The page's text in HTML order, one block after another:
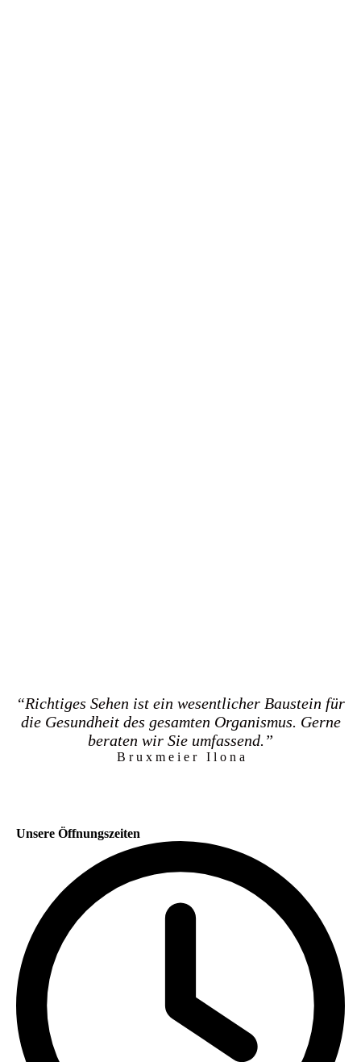
“Richtiges Sehen ist ein wesentlicher Baustein für
die Gesundheit des gesamten Organismus. Gerne
beraten wir Sie umfassend.”
B r u x m e i e r I l o n a
Unsere Öffnungszeiten